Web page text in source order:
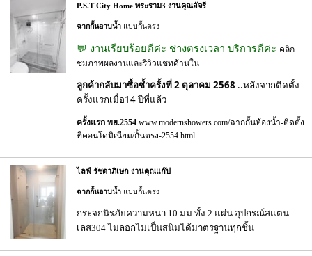
P.S.T City Home พระราม3 งานคุณอัจรี
ฉากกั้นอาบน้ำ แบบกั้นตรง
💬 งานเรียบร้อยดีค่ะ ช่างตรงเวลา บริการดีค่ะ คลิก
ชมภาพผลงานและรีวิวแชทด้านใน
ลูกค้ากลับมาซื้อซ้ำครั้งที่ 2 ตุลาคม 2568 ..หลังจากติดตั้ง
ครั้งแรกเมื่อ14 ปีที่แล้ว
ครั้งแรก พย.2554 www.modernshowers.com/ฉากกั้นห้องน้ำ-ติดตั้ง
ทีคอนโดมิเนียม/กั้นตรง-2554.html
ไลฟ์ รัชดาภิเษก งานคุณแก๊ป
ฉากกั้นอาบน้ำ แบบกั้นตรง
กระจกนิรภัยความหนา 10 มม.ทั้ง 2 แผ่น อุปกรณ์สแตน
เลส304 ไม่ลอกไม่เป็นสนิมได้มาตรฐานทุกชิ้น